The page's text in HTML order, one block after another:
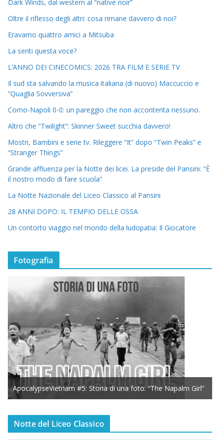
Dark Winds, dal western al “native noir”
Oltre il riflesso degli altri: cosa rimane davvero di noi?
Eravamo quattro amici a Mitsuba
La senti questa voce?
L’ANNO DEI CINECOMICS: 2026 TRA FILM E SERIE TV
Il sud sta salvando la musica italiana (di nuovo) Maccuccio e
“Quaglia Sovversiva”
Como-Napoli 0-0: un pareggio che non accontenta nessuno.
Altro che “Twilight”: Skinner Sweet succhia davvero!
Mostri, Bambini e serie tv. Rileggere “It” dopo “Twin Peaks” e
“Stranger Things”
Grande affluenza per la Notte dei licei. La preside del Pansini: “È
il nostro modo di fare scuola”
La Notte Nazionale del Liceo Classico al Pansini
28 ANNI DOPO: IL TEMPIO DELLE OSSA
Un contorto viaggio nel mondo della ludopatia: Il Giocatore
Fotografia
ApocalypseVietnam #5: Storia di una foto: “The Napalm Girl”
Notte del Liceo Classico